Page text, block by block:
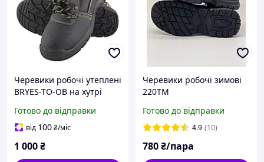
Черевики робочі утеплені
BRYES-TO-OB на хутрі
Готово до відправки
від 100₴/міс
1 000₴
Черевики робочі зимові
220ТМ
Готово до відправки
4.9 (10)
780₴/пара